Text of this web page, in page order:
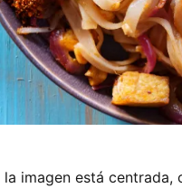
la imagen está centrada,